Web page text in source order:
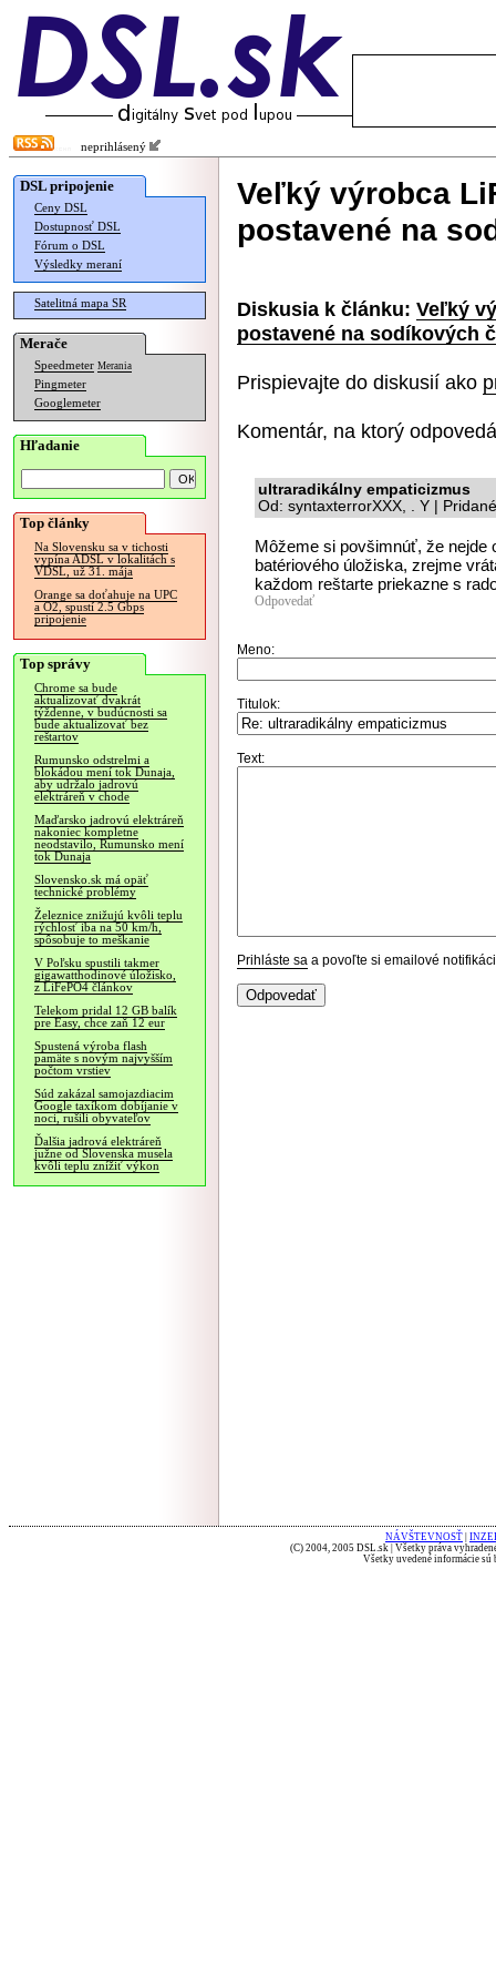
neprihlásený
DSL pripojenie
Ceny DSL
Dostupnosť DSL
Fórum o DSL
Výsledky meraní
Satelitná mapa SR
Merače
Speedmeter Merania
Pingmeter
Googlemeter
Hľadanie
Top články
Na Slovensku sa v tichosti
vypína ADSL v lokalitách s
VDSL, už 31. mája
Orange sa doťahuje na UPC
a O2, spustí 2.5 Gbps
pripojenie
Top správy
Chrome sa bude
aktualizovať dvakrát
týždenne, v budúcnosti sa
bude aktualizovať bez
reštartov
Rumunsko odstrelmi a
blokádou mení tok Dunaja,
aby udržalo jadrovú
elektráreň v chode
Maďarsko jadrovú elektráreň
nakoniec kompletne
neodstavilo, Rumunsko mení
tok Dunaja
Slovensko.sk má opäť
technické problémy
Železnice znižujú kvôli teplu
rýchlosť iba na 50 km/h,
spôsobuje to meškanie
V Poľsku spustili takmer
gigawatthodinové úložisko,
z LiFePO4 článkov
Telekom pridal 12 GB balík
pre Easy, chce zaň 12 eur
Spustená výroba flash
pamäte s novým najvyšším
počtom vrstiev
Súd zakázal samojazdiacim
Google taxíkom dobíjanie v
noci, rušili obyvateľov
Ďalšia jadrová elektráreň
južne od Slovenska musela
kvôli teplu znížiť výkon
Veľký výrobca
postavené na
Diskusia k článku: Veľký
postavené na sodíkových
Prispievajte do diskusií ako
Komentár, na ktorý
ultraradikálny empaticizmus
Od: syntaxterrorXXX, . Y |
Môžeme si povšimnúť, že nejde
batériového úložiska, zrejme
každom reštarte priekazne s
Odpovedať
Meno:
Titulok:
Text:
Prihláste sa a povoľte si emailové
NÁVŠTEVNOSŤ
(C) 2004, 2005 DSL.sk | Všetky práva
Všetky uvedené informácie sú